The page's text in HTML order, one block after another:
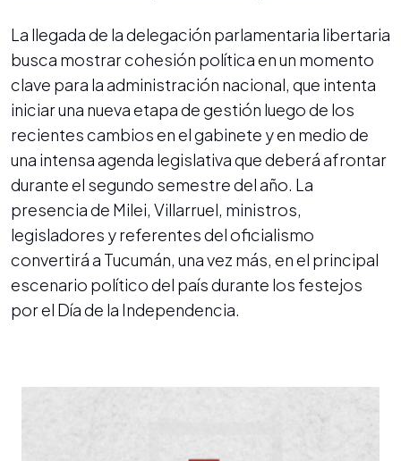
La llegada de la delegación parlamentaria libertaria
busca mostrar cohesión política en un momento
clave para la administración nacional, que intenta
iniciar una nueva etapa de gestión luego de los
recientes cambios en el gabinete y en medio de
una intensa agenda legislativa que deberá afrontar
durante el segundo semestre del año. La
presencia de Milei, Villarruel, ministros,
legisladores y referentes del oficialismo
convertirá a Tucumán, una vez más, en el principal
escenario político del país durante los festejos
por el Día de la Independencia.